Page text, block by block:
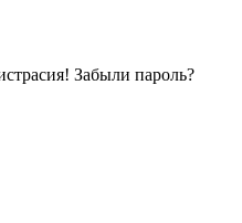
Забыли пароль?